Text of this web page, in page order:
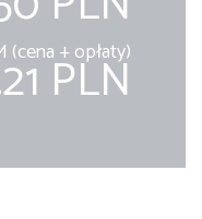
(cena + opłaty)
PLN